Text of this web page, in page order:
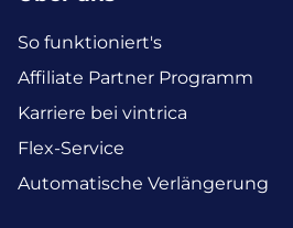
So funktioniert's
Affiliate Partner Programm
Karriere bei vintrica
Flex-Service
Automatische Verlängerung